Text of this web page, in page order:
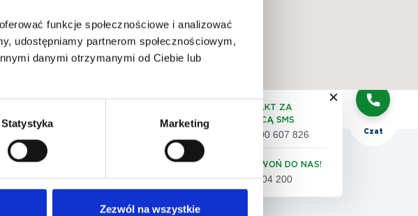
funkcje społecznościowe i analizować
udostępniamy partnerom społecznościowym,
danymi otrzymanymi od Ciebie lub
Statystyka Marketing
Zezwól na wszystkie
KONTAKT ZA
POMOCĄ SMS
+48 500 607 826
ZADZWOŃ DO NAS!
61 86 04 200
Czat